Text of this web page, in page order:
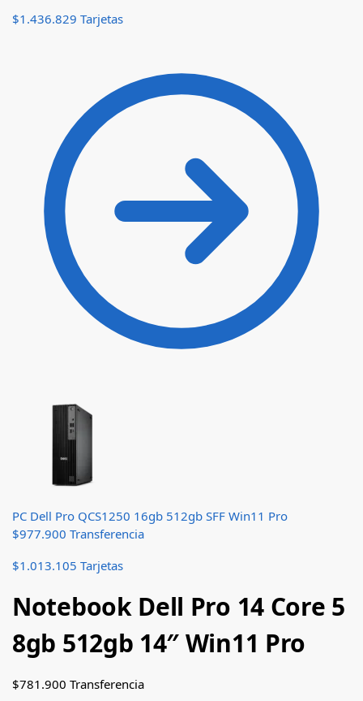
$1.436.829 Tarjetas
PC Dell Pro QCS1250 16gb 512gb SFF Win11 Pro
$977.900 Transferencia
$1.013.105 Tarjetas
Notebook Dell Pro 14 Core 5
8gb 512gb 14″ Win11 Pro
$781.900 Transferencia